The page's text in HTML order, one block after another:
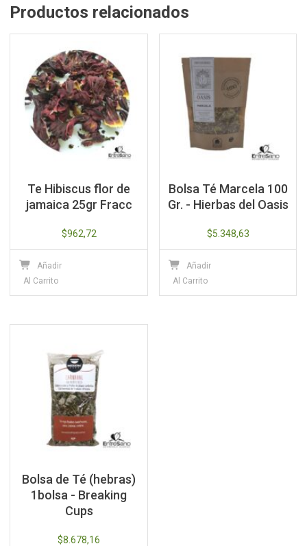
cantidad
Productos relacionados
Te Hibiscus flor de
jamaica 25gr Fracc
$962,72
Añadir
Al Carrito
Bolsa Té Marcela 100
Gr. - Hierbas del Oasis
$5.348,63
Añadir
Al Carrito
Bolsa de Té (hebras)
1bolsa - Breaking
Cups
$8.678,16